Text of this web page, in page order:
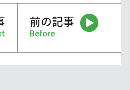
前の記事
Before